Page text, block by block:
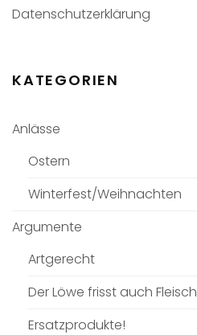
Datenschutzerklärung
KATEGORIEN
Anlässe
Ostern
Winterfest/Weihnachten
Argumente
Artgerecht
Der Löwe frisst auch Fleisch
Ersatzprodukte!